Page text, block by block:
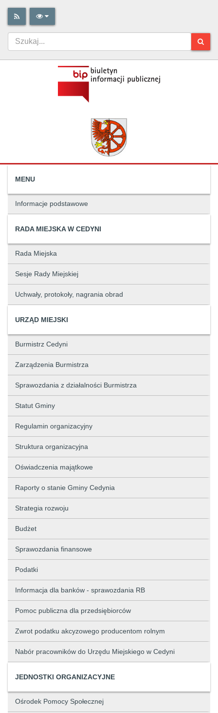
MENU
Informacje podstawowe
RADA MIEJSKA W CEDYNI
Rada Miejska
Sesje Rady Miejskiej
Uchwały, protokoły, nagrania obrad
URZĄD MIEJSKI
Burmistrz Cedyni
Zarządzenia Burmistrza
Sprawozdania z działalności Burmistrza
Statut Gminy
Regulamin organizacyjny
Struktura organizacyjna
Oświadczenia majątkowe
Raporty o stanie Gminy Cedynia
Strategia rozwoju
Budżet
Sprawozdania finansowe
Podatki
Informacja dla banków - sprawozdania RB
Pomoc publiczna dla przedsiębiorców
Zwrot podatku akcyzowego producentom rolnym
Nabór pracowników do Urzędu Miejskiego w Cedyni
JEDNOSTKI ORGANIZACYJNE
Ośrodek Pomocy Społecznej